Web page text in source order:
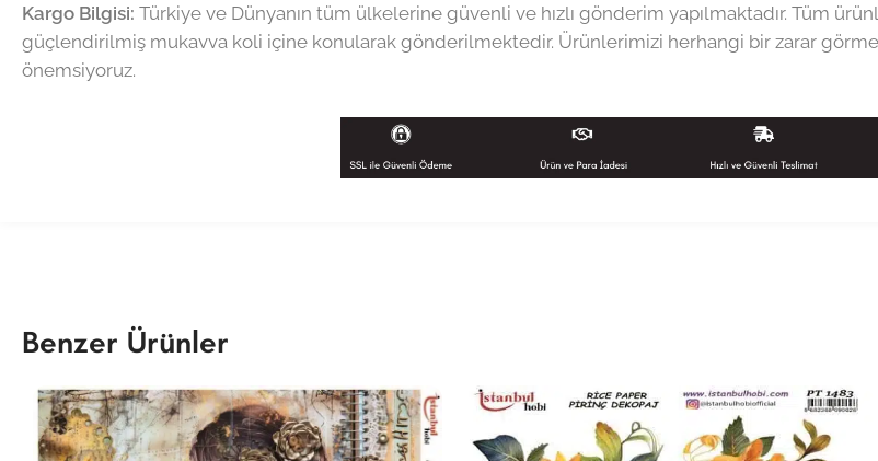
Kargo Bilgisi: Türkiye ve Dünyanın tüm ülkelerine güvenli ve hızlı gönderim yapılmaktadır. Tüm
güçlendirilmiş mukavva koli içine konularak gönderilmektedir. Ürünlerimizi herhangi bir zarar
önemsiyoruz.
Benzer Ürünler